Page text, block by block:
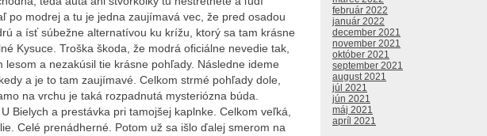
po modrej a tu je jedna zaujímavá vec, že pred osadou
a ísť súbežne alternatívou ku krížu, ktorý sa tam krásne
Kysuce. Troška škoda, že modrá oficiálne nevedie tak,
a nezakúsil tie krásne pohľady. Následne ideme
a je to tam zaujímavé. Celkom strmé pohľady dole,
na vrchu je taká rozpadnutá mysteriózna búda.
Bielych a prestávka pri tamojšej kaplnke. Celkom veľká,
Celé prenádherné. Potom už sa išlo ďalej smerom na
február 2022
január 2022
december 2021
november 2021
október 2021
september 2021
august 2021
júl 2021
jún 2021
máj 2021
apríl 2021